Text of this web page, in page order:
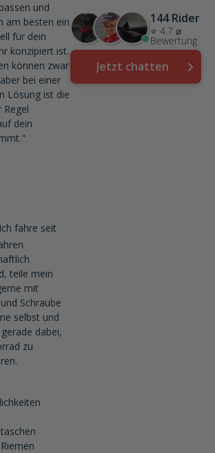
und
am besten ein
für dein
konzipiert ist.
können zwar
bei einer
Lösung ist die
Regel
dein
Ich fahre seit
teile mein
mit
Schraube
selbst und
dabei,
zu
144 Rider
⭐ 4.7 ⌀
Bewertung
Jetzt chatten